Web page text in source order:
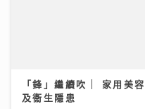
「鋒」繼續吹 | 家用美
及衞生隱患